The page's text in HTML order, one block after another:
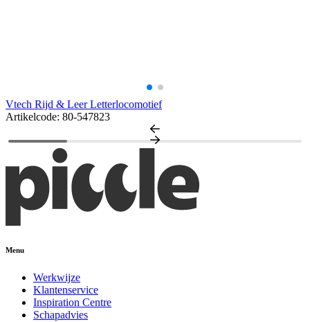
Vtech Rijd & Leer Letterlocomotief
Artikelcode: 80-547823
Menu
Werkwijze
Klantenservice
Inspiration Centre
Schapadvies